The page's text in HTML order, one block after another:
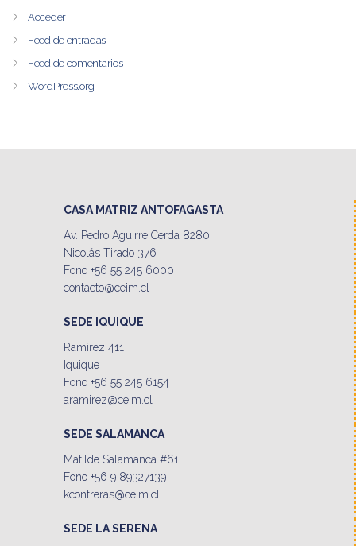
Acceder
Feed de entradas
Feed de comentarios
WordPress.org
CASA MATRIZ ANTOFAGASTA
Av. Pedro Aguirre Cerda 8280
Nicolás Tirado 376
Fono +56 55 245 6000
contacto@ceim.cl
SEDE IQUIQUE
Ramirez 411
Iquique
Fono +56 55 245 6154
aramirez@ceim.cl
SEDE SALAMANCA
Matilde Salamanca #61
Fono +56 9 89327139
kcontreras@ceim.cl
SEDE LA SERENA